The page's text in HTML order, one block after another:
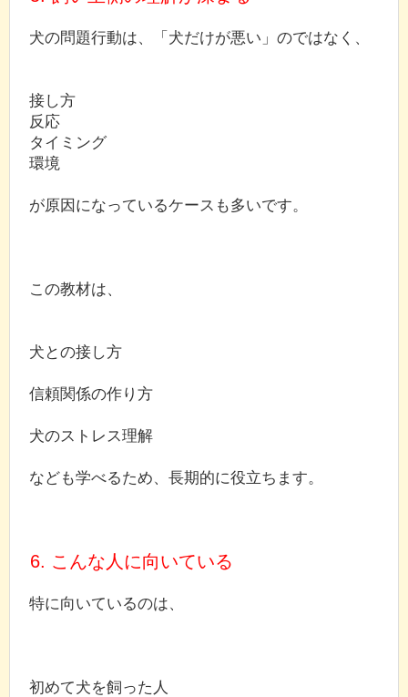
犬の問題行動は、「犬だけが悪い」のではなく、
接し方
反応
タイミング
環境
が原因になっているケースも多いです。
この教材は、
犬との接し方
信頼関係の作り方
犬のストレス理解
なども学べるため、長期的に役立ちます。
6. こんな人に向いている
特に向いているのは、
初めて犬を飼った人